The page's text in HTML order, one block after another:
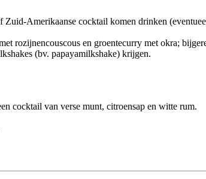
Amerikaanse cocktail komen drinken
rozijnencouscous en groentecurry met okra;
(bv. papayamilkshake) krijgen.
cocktail van verse munt, citroensap en witte rum.